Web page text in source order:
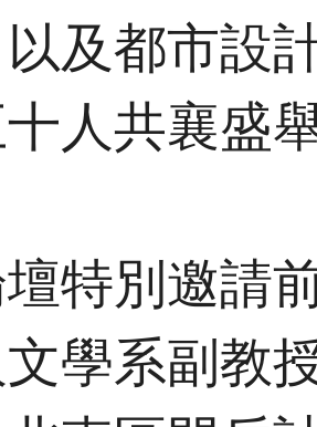
及都市設
人共襄盛
特別邀請
學系副教